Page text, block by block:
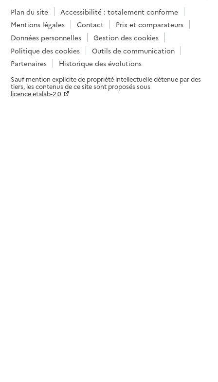
Plan du site
Accessibilité : totalement conforme
Mentions légales
Contact
Prix et comparateurs
Données personnelles
Gestion des cookies
Politique des cookies
Outils de communication
Partenaires
Historique des évolutions
Sauf mention explicite de propriété intellectuelle détenue par des
tiers, les contenus de ce site sont proposés sous
licence etalab-2.0